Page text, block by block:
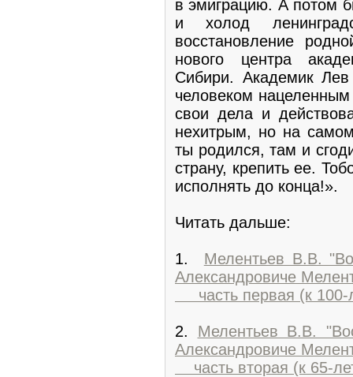
в эмиграцию. А потом
и холод
восстановление
нового центра
Сибири. Академик
человеком
свои дела и
нехитрым, но на
ты родился, там и
страну, крепить ее.
исполнять до конца!».
Читать дальше:
1. Мелентьев В.В.
Александровиче
часть первая (к 100-
2. Мелентьев В.В.
Александровиче
часть вторая (к 65-